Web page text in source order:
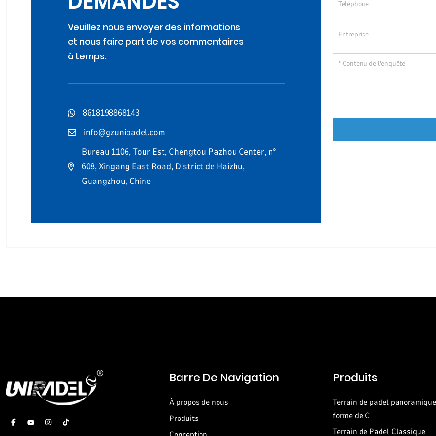
Veuillez nous envoyer des informations
et nous faire part de vos commentaires
à temps.
8618198868143
info@gzunipadel.com
Bureau 1106, Tour Est, Chengtou Pazhou Center, n°
608, Xingang East Road, District de Haizhu,
Guangzhou, Chine
Barre De Navigation
À propos de nous
Produits
Produits
Terrain de padel
forme de C
Terrain de Padel Classique